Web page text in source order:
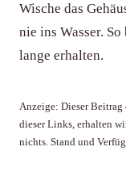
Wische das
nie ins Wasser.
lange erhalten.
Anzeige: Dieser
dieser Links, erhalten
nichts. Stand und